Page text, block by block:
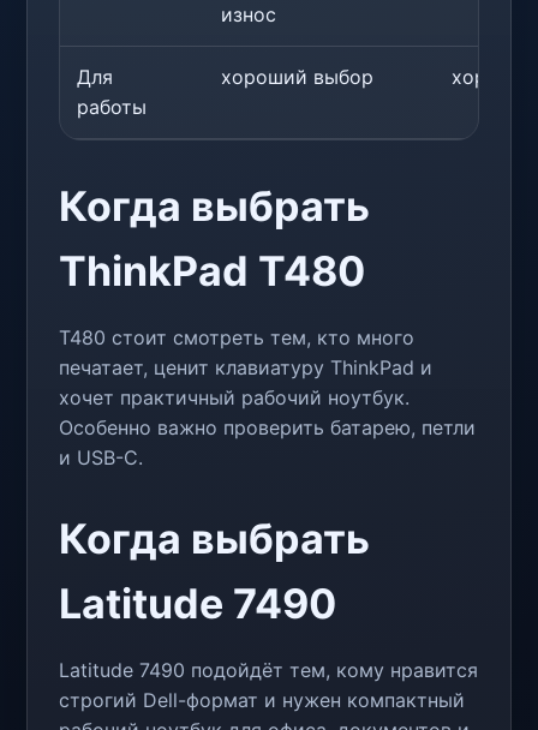
износ
Для
работы
хороший выбор
Когда выбрать
ThinkPad T480
T480 стоит смотреть тем, кто много
печатает, ценит клавиатуру ThinkPad и
хочет практичный рабочий ноутбук.
Особенно важно проверить батарею, петли
и USB-C.
Когда выбрать
Latitude 7490
Latitude 7490 подойдёт тем, кому нравится
строгий Dell-формат и нужен компактный